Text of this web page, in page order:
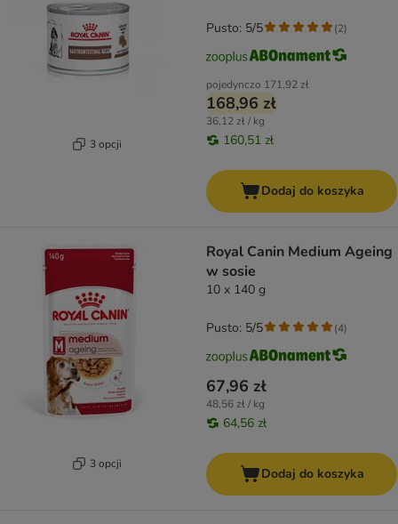
3 opcji
pojedynczo 171,92 zł
168,96 zł
36,12 zł / kg
160,51 zł
Pusto: 5/5 (2)
Dodaj do koszyka
3 opcji
Royal Canin Medium Ageing
w sosie
10 x 140 g
67,96 zł
48,56 zł / kg
64,56 zł
Pusto: 5/5 (4)
Dodaj do koszyka